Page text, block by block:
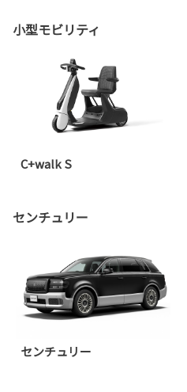
小型モビリティ
C+walk S
センチュリー
センチュリー